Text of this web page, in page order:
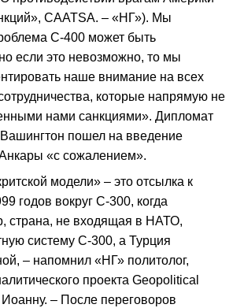
CAATSA. – «НГ»). Мы
С-400 может быть
если это невозможно, то мы
наше внимание на всех
которые напрямую не
нами санкциями». Дипломат
Вашингтон пошел на введение
«с сожалением».
модели» – это отсылка к
годов вокруг С-300, когда
страна, не входящая в НАТО,
систему С-300, а Турция
– напомнил «НГ» политолог,
проекта Geopolitical
– После переговоров